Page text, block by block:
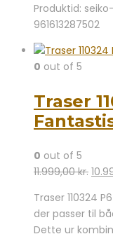
Produktid:
961613287502
0 out of 5
Traser
0 out of 5
11.999,00kr. Den
pris
var:
Traser 110324
der passer til
Dette ur